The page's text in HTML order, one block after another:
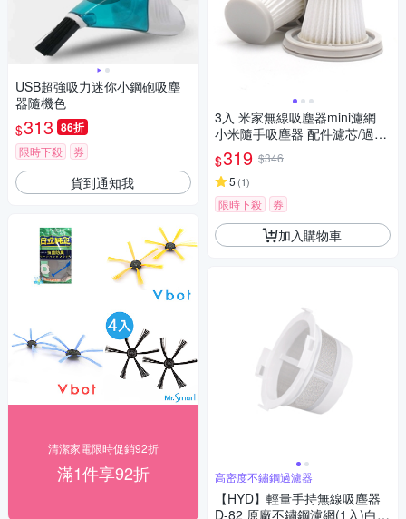
USB超強吸力迷你小鋼砲吸塵
器隨機色
$313 86折
限時下殺 券
貨到通知我
清潔家電限時促銷92折
滿1件享92折
3入 米家無線吸塵器mini濾網
小米隨手吸塵器 配件濾芯/過濾
網 可水洗HEPA (副廠)
$319 $346
5 (1)
限時下殺 券
加入購物車
高密度不鏽鋼過濾器
【HYD】輕量手持無線吸塵器
D-82 原廠不鏽鋼濾網(1入)白